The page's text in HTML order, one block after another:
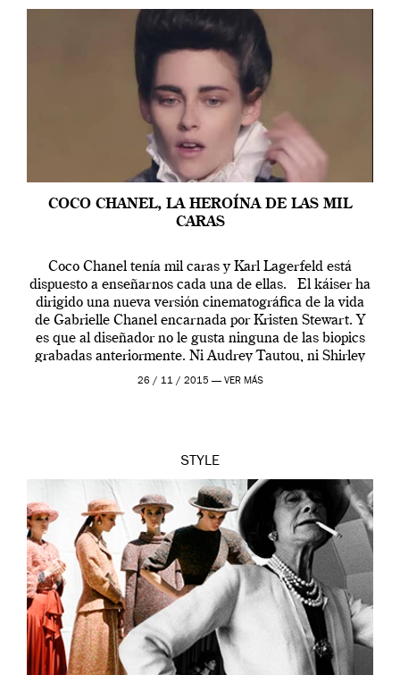
COCO CHANEL, LA HEROÍNA DE LAS MIL
CARAS
Coco Chanel tenía mil caras y Karl Lagerfeld está
dispuesto a enseñarnos cada una de ellas. El káiser ha
dirigido una nueva versión cinematográfica de la vida
de Gabrielle Chanel encarnada por Kristen Stewart. Y
es que al diseñador no le gusta ninguna de las biopics
grabadas anteriormente. Ni Audrey Tautou, ni Shirley
McLaine ni ninguna otra. A él […]
26 / 11 / 2015 — VER MÁS
STYLE